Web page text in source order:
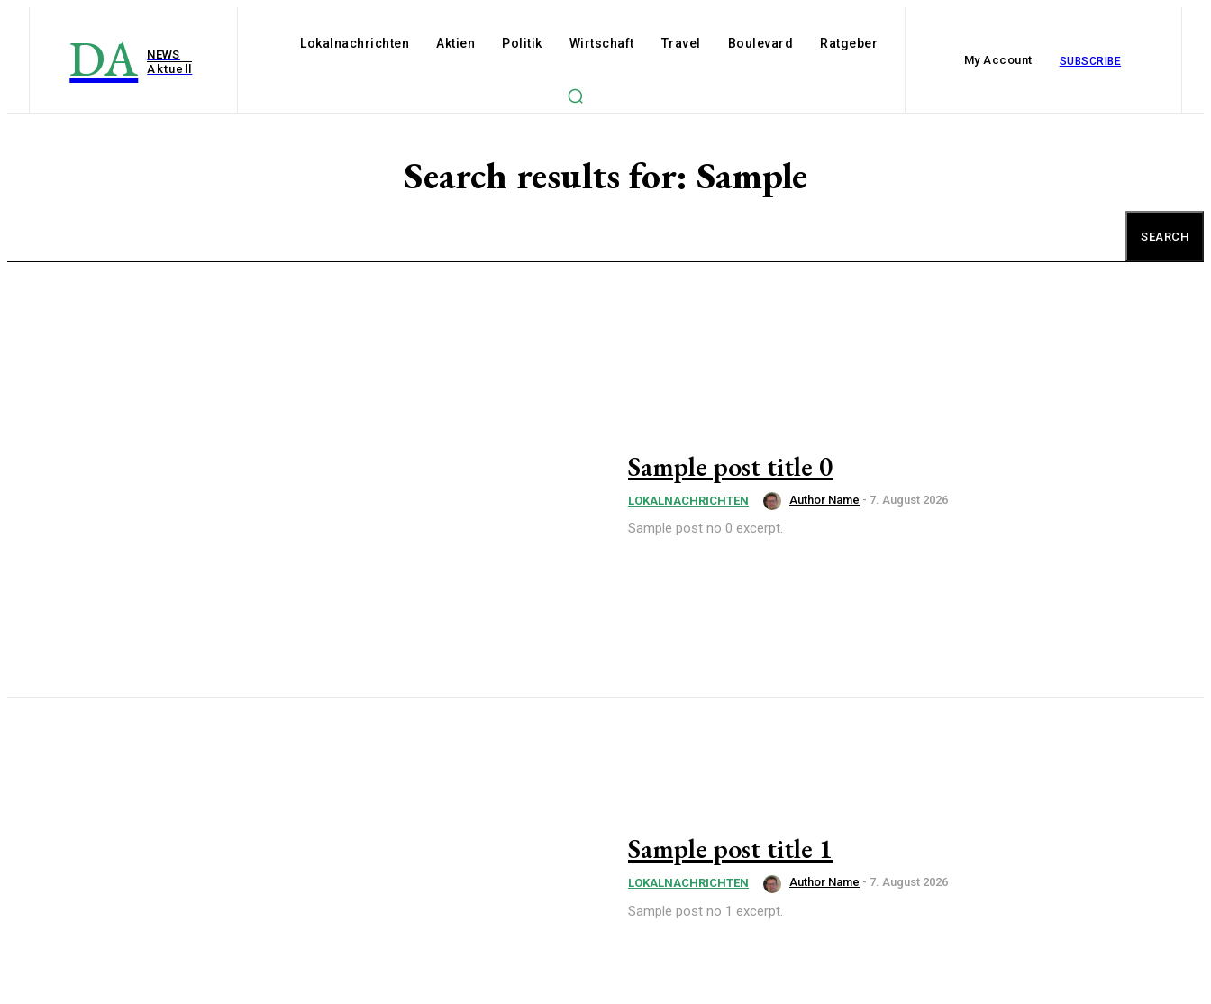
DA
NEWS
Aktuell
Lokalnachrichten Aktien Politik Wirtschaft Travel Boulevard Ratgeber
My Account SUBSCRIBE
Search results for: Sample
SEARCH
Sample post title 0
LOKALNACHRICHTEN Author Name - 7. August 2026
Sample post no 0 excerpt.
Sample post title 1
LOKALNACHRICHTEN Author Name - 7. August 2026
Sample post no 1 excerpt.